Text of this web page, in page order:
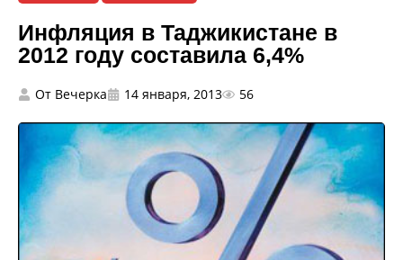
Инфляция в Таджикистане в
2012 году составила 6,4%
От Вечерка 14 января, 2013 56